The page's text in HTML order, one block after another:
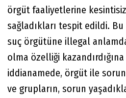
örgüt faaliyetlerine
sağladıkları tespit edildi. Bu
suç örgütüne illegal
olma özelliği
iddianamede, örgüt ile
ve grupların, sorun